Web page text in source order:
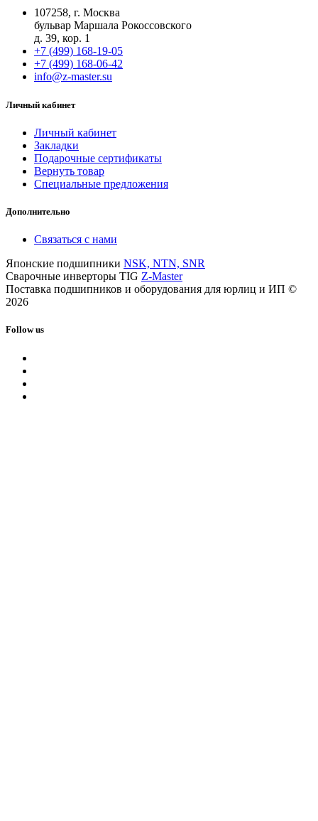
107258, г. Москва
бульвар Маршала Рокоссовского
д. 39, кор. 1
+7 (499) 168-19-05
+7 (499) 168-06-42
info@z-master.su
Личный кабинет
Личный кабинет
Закладки
Подарочные сертификаты
Вернуть товар
Специальные предложения
Дополнительно
Связаться с нами
Японские подшипники NSK, NTN, SNR
Сварочные инверторы TIG Z-Master
Поставка подшипников и оборудования для юрлиц и ИП ©
2026
Follow us